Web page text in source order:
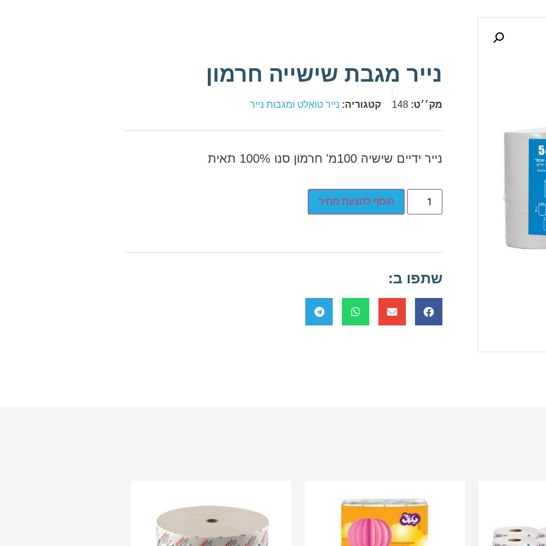
נייר מגבת שישייה חרמון
מק׳׳ט: 148 קטגוריה: נייר טואלט ומגבות נייר
נייר ידיים שישיה 100מ' חרמון סנו 100% תאית
הוסף להצעת מחיר
שתפו ב: